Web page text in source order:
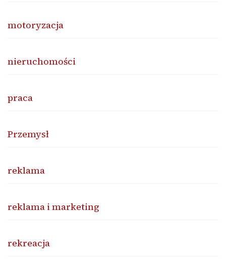
motoryzacja
nieruchomości
praca
Przemysł
reklama
reklama i marketing
rekreacja